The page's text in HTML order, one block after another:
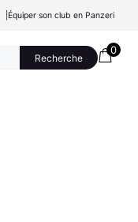
Équiper son club en Panzeri
Recherche
0